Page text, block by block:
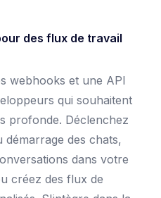
des flux de travail
webhooks et une API
qui souhaitent
profonde. Déclenchez
démarrage des chats,
dans votre
créez des flux de